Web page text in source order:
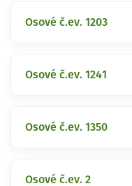
Osové č.ev. 1203
Osové č.ev. 1241
Osové č.ev. 1350
Osové č.ev. 2